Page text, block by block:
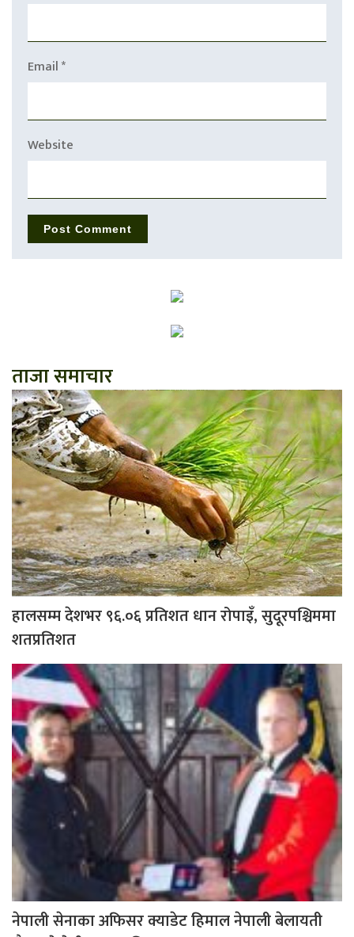
Email*
Website
ताजा समाचार
हालसम्म देशभर ९६.०६ प्रतिशत धान रोपाइँ, सुदूरपश्चिममा
शतप्रतिशत
नेपाली सेनाका अफिसर क्याडेट हिमाल नेपाली बेलायती